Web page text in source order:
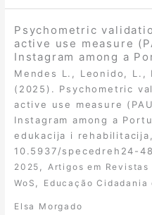
Psychometric
active use measure
Instagram among a
Mendes L., Leonido, L.,
(2025). Psychometric
active use measure
Instagram among a
edukacija i
10.5937/specedreh24-
2025
Artigos em
WoS
Educação Cidadania
Elsa Morgado